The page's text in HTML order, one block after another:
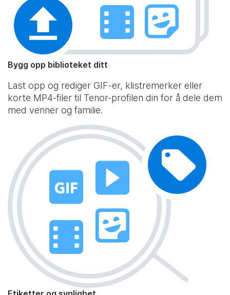
Bygg opp biblioteket ditt
Last opp og rediger GIF-er, klistremerker eller
korte MP4-filer til Tenor-profilen din for å dele dem
med venner og familie.